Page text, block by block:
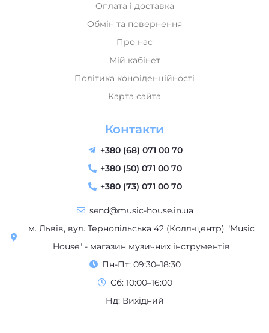
Оплата і доставка
Обмін та повернення
Про нас
Мій кабінет
Політика конфіденційності
Карта сайта
Контакти
+380 (68) 071 00 70
+380 (50) 071 00 70
+380 (73) 071 00 70
send@music-house.in.ua
м. Львів, вул. Тернопільська 42 (Колл-центр) "Music
House" - магазин музичних інструментів
Пн-Пт: 09:30–18:30
Сб: 10:00–16:00
Нд: Вихідний